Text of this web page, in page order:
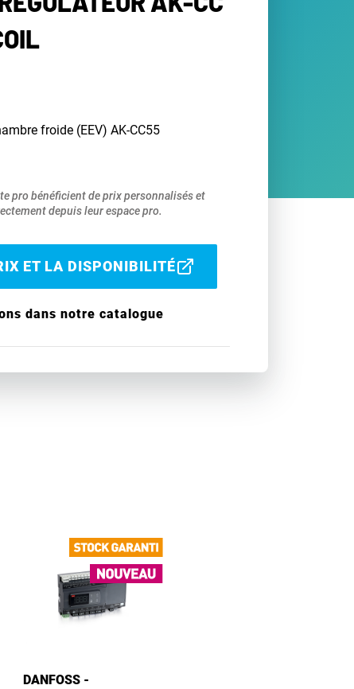
froide (EEV) AK-CC55
pro bénéficient de prix personnalisés et
depuis leur espace pro.
ET LA DISPONIBILITÉ
dans notre catalogue
DANFOSS -